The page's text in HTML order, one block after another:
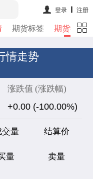
登录 注册
期货标签 期货学院
情走势
涨跌值 (涨跌幅)
+0.00 (-100.00%)
交量 结算价
量 卖量